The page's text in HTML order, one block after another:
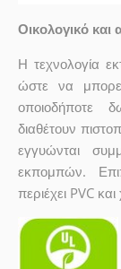
Οικολογικό και
Η τεχνολογία
ώστε να
οποιοδήποτε
διαθέτουν
εγγυώνται
εκπομπών.
περιέχει PVC